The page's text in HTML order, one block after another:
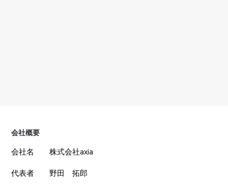
会社概要
会社名 株式会社axia
代表者 野田 拓郎